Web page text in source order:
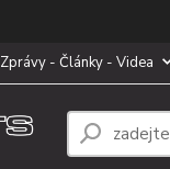
Zprávy - Články - Videa